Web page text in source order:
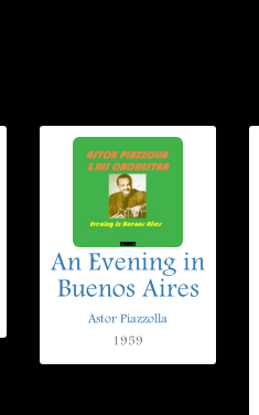
An Evening in
Buenos Aires
Astor Piazzolla
1959